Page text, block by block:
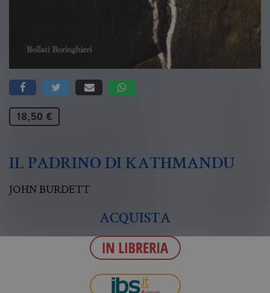
18,50 €
IL PADRINO DI KATHMANDU
JOHN BURDETT
ACQUISTA